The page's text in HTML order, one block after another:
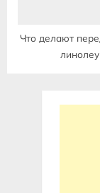
Что делают